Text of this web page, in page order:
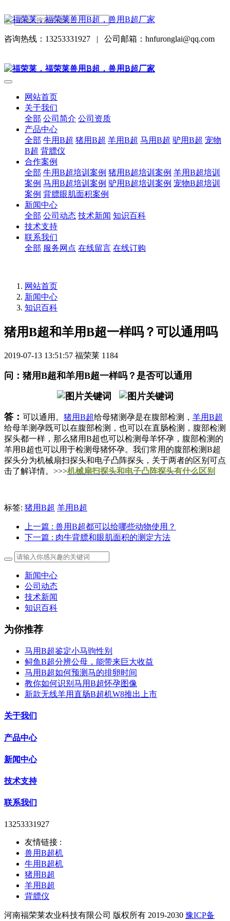
咨询热线：13253331927 | 公司邮箱：hnfuronglai@qq.com
网站首页
关于我们
全部 公司简介 公司资质
产品中心
全部 牛用B超 猪用B超 羊用B超 马用B超 驴用B超 宠物
B超 背膘仪
合作案例
全部 牛用B超培训案例 猪用B超培训案例 羊用B超培训
案例 马用B超培训案例 驴用B超培训案例 宠物B超培训
案例 背膘眼肌面积案例
新闻中心
全部 公司动态 技术新闻 知识百科
技术支持
联系我们
全部 服务网点 在线留言 在线订购
网站首页
新闻中心
知识百科
猪用B超和羊用B超一样吗？可以通用吗
2019-07-13 13:51:57 福荣莱 1184
问：猪用B超和羊用B超一样吗？是否可以通用
答： 可以通用。 猪用B超给母猪测孕是在腹部检测， 羊用B超
给母羊测孕既可以在腹部检测，也可以在直肠检测，腹部检测
探头都一样，那么猪用B超也可以检测母羊怀孕，腹部检测的
羊用B超也可以用于检测母猪怀孕。我们常用的腹部检测B超
探头分为机械扇扫探头和电子凸阵探头，关于两者的区别可点
击了解详情。>>>机械扇扫探头和电子凸阵探头有什么区别
标签: 猪用B超 羊用B超
上一篇 : 兽用B超都可以给哪些动物使用？
下一篇 : 肉牛背膘和眼肌面积的测定方法
新闻中心
公司动态
技术新闻
知识百科
为你推荐
马用B超鉴定小马驹性别
鲟鱼B超分辨公母，能带来巨大收益
马用B超如何预测马的排卵时间
教你如何识别马用B超怀孕图像
新款无线羊用直肠B超机W8推出上市
关于我们
产品中心
新闻中心
技术支持
联系我们
13253331927
友情链接 :
兽用B超机
牛用B超机
猪用B超
羊用B超
背膘仪
河南福荣莱农业科技有限公司 版权所有 2019-2030 豫ICP备